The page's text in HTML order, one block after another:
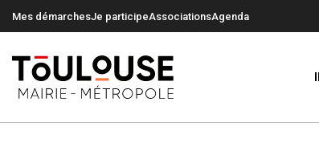
Mes démarchesJe participeAssociationsAgenda